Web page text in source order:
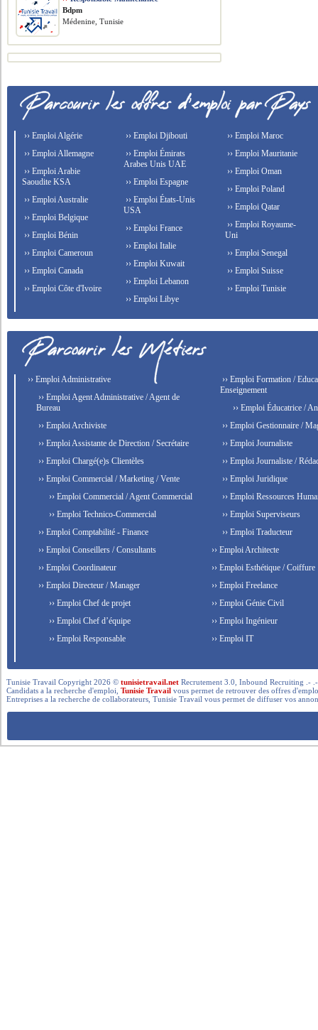
Bdpm
Médenine, Tunisie
›› Emploi Algérie
›› Emploi Allemagne
›› Emploi Arabie
Saoudite KSA
›› Emploi Australie
›› Emploi Belgique
›› Emploi Bénin
›› Emploi Cameroun
›› Emploi Canada
›› Emploi Côte d'Ivoire
›› Emploi Djibouti
›› Emploi Émirats
Arabes Unis UAE
›› Emploi Espagne
›› Emploi États-Unis
USA
›› Emploi France
›› Emploi Italie
›› Emploi Kuwait
›› Emploi Lebanon
›› Emploi Libye
›› Emploi Maroc
›› Emploi Mauritanie
›› Emploi Oman
›› Emploi Poland
›› Emploi Qatar
›› Emploi Royaume-
Uni
›› Emploi Senegal
›› Emploi Suisse
›› Emploi Tunisie
›› Emploi Administrative
›› Emploi Agent Administrative / Agent de
Bureau
›› Emploi Archiviste
›› Emploi Assistante de Direction / Secrétaire
›› Emploi Chargé(e)s Clientèles
›› Emploi Commercial / Marketing / Vente
›› Emploi Commercial / Agent Commercial
›› Emploi Technico-Commercial
›› Emploi Comptabilité - Finance
›› Emploi Conseillers / Consultants
›› Emploi Coordinateur
›› Emploi Directeur / Manager
›› Emploi Chef de projet
›› Emploi Chef d’équipe
›› Emploi Responsable
›› Emploi Formation /
Enseignement
›› Emploi Éducatrice /
›› Emploi Gestionnaire /
›› Emploi Journaliste
›› Emploi Journaliste /
›› Emploi Juridique
›› Emploi Ressources
›› Emploi Superviseurs
›› Emploi Traducteur
›› Emploi Architecte
›› Emploi Esthétique / Coiffure
›› Emploi Freelance
›› Emploi Génie Civil
›› Emploi Ingénieur
›› Emploi IT
Tunisie Travail Copyright 2026 ©tunisietravail.net Recrutement 3.0, Inbound Recruiting .-
Candidats a la recherche d'emploi,Tunisie Travail vous permet de retrouver des offres
Entreprises a la recherche de collaborateurs, Tunisie Travail vous permet de diffuser vos